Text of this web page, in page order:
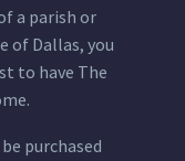
a parish or
of Dallas, you
to have The
purchased